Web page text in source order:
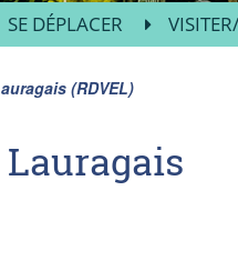
SE DÉPLACER
(RDVEL)